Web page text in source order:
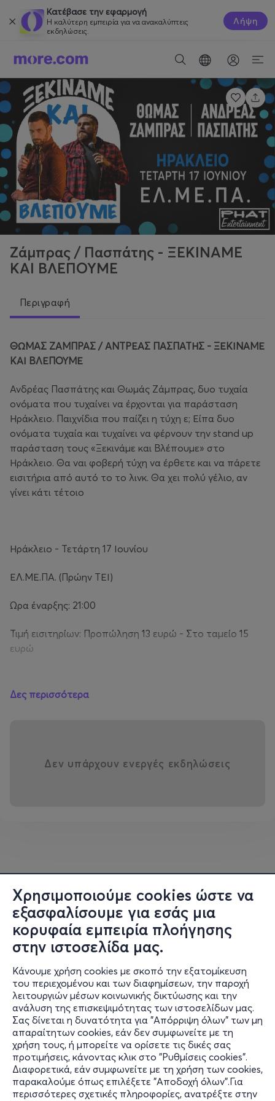
Χρησιμοποιούμε cookies ώστε να
εξασφαλίσουμε για εσάς μια
κορυφαία εμπειρία πλοήγησης
στην ιστοσελίδα μας.
Κάνουμε χρήση cookies με σκοπό την εξατομίκευση
του περιεχομένου και των διαφημίσεων, την παροχή
λειτουργιών μέσων κοινωνικής δικτύωσης και την
ανάλυση της επισκεψιμότητας των ιστοσελίδων μας.
Σας δίνεται η δυνατότητα για "Απόρριψη όλων" των μη
απαραίτητων cookies, εάν δεν συμφωνείτε με τη
χρήση τους, ή μπορείτε να ορίσετε τις δικές σας
προτιμήσεις, κάνοντας κλικ στο "Ρυθμίσεις cookies".
Διαφορετικά, εάν συμφωνείτε με τη χρήση των cookies,
παρακαλούμε όπως επιλέξετε "Αποδοχή όλων".Για
περισσότερες σχετικές πληροφορίες, ανατρέξτε στην
Κατέβασε την εφαρμογή
Η καλύτερη εμπειρία για να ανακαλύπτεις
εκδηλώσεις.
Λήψη
Ζάμπρας / Πασπάτης - ΞΕΚΙΝΑΜΕ
ΚΑΙ ΒΛΕΠΟΥΜΕ
Περιγραφή
ΘΩΜΑΣ ΖΑΜΠΡΑΣ / ΑΝΤΡΕΑΣ ΠΑΣΠΑΤΗΣ - ΞΕΚΙΝΑΜΕ
ΚΑΙ ΒΛΕΠΟΥΜΕ
Ανδρέας Πασπάτης και Θωμάς Ζάμπρας, δυο τυχαία
ονόματα που τυχαίνει να έρχονται για παράσταση
Ηράκλειο. Παιχνίδια που παίζει η τύχη ε; Είπα δυο
ονόματα τυχαία και τυχαίνει να φέρνουν την stand up
παράσταση τους «Ξεκινάμε και Βλέπουμε» στο
Ηράκλειο. Θα ναι φοβερή τύχη να έρθετε και να πάρετε
εισιτήρια από αυτό το το λινκ. Θα χει πολύ γέλιο, αν
γίνει κάτι τέτοιο
Ηράκλειο - Τετάρτη 17 Ιουνίου
ΕΛ.ΜΕ.ΠΑ. (Πρώην ΤΕΙ)
Ώρα έναρξης: 21:00
Τιμή εισιτηρίων: Προπώληση 13 ευρώ - Στο ταμείο 15
ευρώ
Δες περισσότερα
Δεν υπάρχουν ενεργές εκδηλώσεις
Πληροφορίες
Υποστήριξη
Stay Connected